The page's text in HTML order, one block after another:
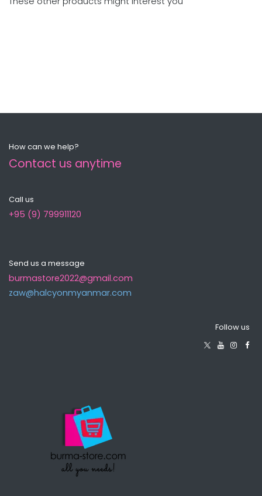
How can we help?
Contact us anytime
Call us
+95 (9) 799911120
Send us a message
burmastore2022@gmail.com
zaw@halcyonmyanma​r.com
Follow us